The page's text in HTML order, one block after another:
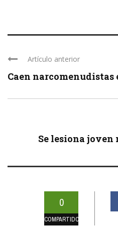
Artículo anterior
Caen narcomenudistas
Se lesiona joven
0
COMPARTIDOS